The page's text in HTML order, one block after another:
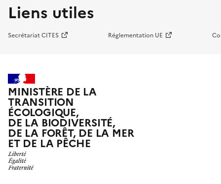
Liens utiles
Secrétariat CITES Réglementation UE
MINISTÈRE DE LA
TRANSITION
ÉCOLOGIQUE,
DE LA BIODIVERSITÉ,
DE LA FORÊT, DE LA MER
ET DE LA PÊCHE